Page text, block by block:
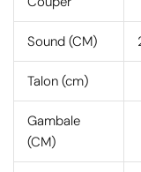
Sound (CM)
Talon (cm)
Gambale
(CM)